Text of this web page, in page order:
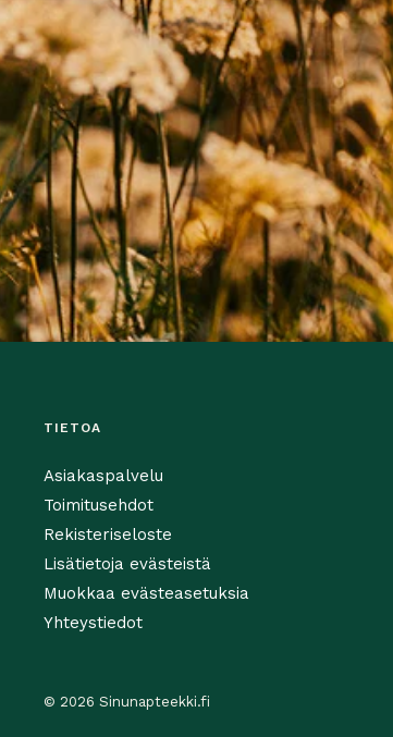
TIETOA
Asiakaspalvelu
Toimitusehdot
Rekisteriseloste
Lisätietoja evästeistä
Muokkaa evästeasetuksia
Yhteystiedot
© 2026 Sinunapteekki.fi